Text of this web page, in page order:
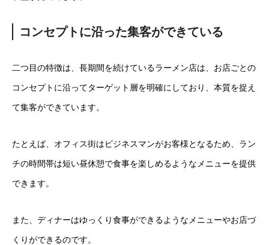
コンセプトに沿った集客ができている
二つ目の特徴は、長期間を続けているラーメン店は、お店ごとの
コンセプトに沿ってターゲット層を明確にしており、本質を捉え
て集客ができています。
たとえば、オフィス街はビジネスマンがお客様となるため、ラン
チの時間帯は短い昼休憩で食事を楽しめるようなメニューを提供
できます。
また、ディナーはゆっくり食事ができるようなメニューやお店づ
くりができるのです。